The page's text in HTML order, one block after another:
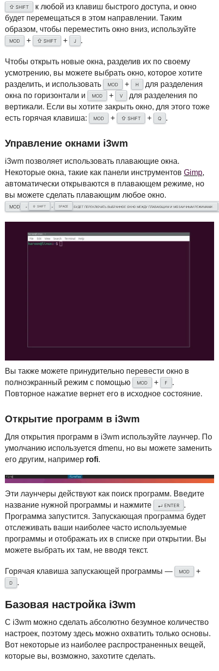
⇧ SHIFT
к любой из клавиш быстрого доступа, и окно
будет перемещаться в этом направлении. Таким
образом, чтобы переместить окно вниз, используйте
MOD + ⇧ SHIFT + J .
Чтобы открыть новые окна, разделив их по своему
усмотрению, вы можете выбрать окно, которое хотите
разделить, и использовать
MOD + H
для разделения
окна по горизонтали и
MOD + V
для разделения по
вертикали. Если вы хотите закрыть окно, для этого тоже
есть горячая клавиша:
MOD + ⇧ SHIFT + Q .
Управление окнами i3wm
i3wm позволяет использовать плавающие окна.
Некоторые окна, такие как панели инструментов Gimp,
автоматически открываются в плавающем режиме, но
вы можете сделать плавающим любое окно.
MOD + ⇧ SHIFT + SPACE БУДЕТ ПЕРЕКЛЮЧАТЬ ВЫБРАННОЕ ОКНО МЕЖДУ ПЛАВАЮЩИМ И МОЗАИЧНЫМ РЕЖИМАМИ.
Вы также можете принудительно перевести окно в
полноэкранный режим с помощью
MOD + F
.
Повторное нажатие вернет его в исходное состояние.
Открытие программ в i3wm
Для открытия программ в i3wm используйте лаунчер. По
умолчанию используется dmenu, но вы можете заменить
его другим, например rofi.
Эти лаунчеры действуют как поиск программ. Введите
название нужной программы и нажмите
↵ ENTER
.
Программа запустится. Запускающая программа будет
отслеживать ваши наиболее часто используемые
программы и отображать их в списке при открытии. Вы
можете выбрать их там, не вводя текст.
Горячая клавиша запускающей программы — MOD +
D .
Базовая настройка i3wm
С i3wm можно сделать абсолютно безумное количество
настроек, поэтому здесь можно охватить только основы.
Вот некоторые из наиболее распространенных вещей,
которые вы, возможно, захотите сделать.